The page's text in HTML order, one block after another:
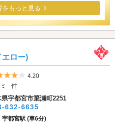
をもっと見る
エロー)
5つ星のうち4
4.20
- 件
県宇都宮市簗瀬町2251
632-6635
宇都宮駅 (車6分)